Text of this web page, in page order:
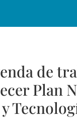
de
Plan